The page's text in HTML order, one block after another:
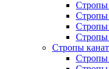
Стропы
Стропы
Стропы
Стропы
Стропы
Стропы